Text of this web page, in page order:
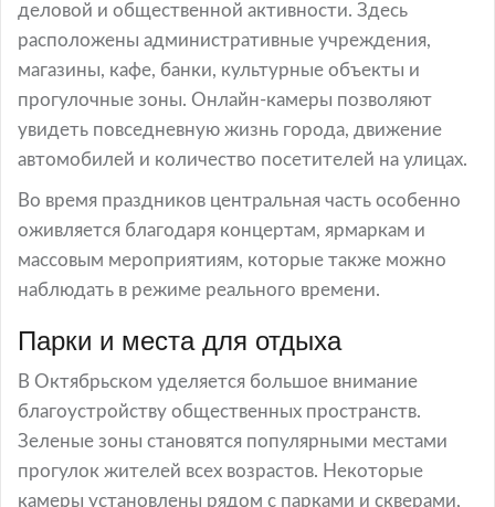
деловой и общественной активности. Здесь
расположены административные учреждения,
магазины, кафе, банки, культурные объекты и
прогулочные зоны. Онлайн-камеры позволяют
увидеть повседневную жизнь города, движение
автомобилей и количество посетителей на улицах.
Во время праздников центральная часть особенно
оживляется благодаря концертам, ярмаркам и
массовым мероприятиям, которые также можно
наблюдать в режиме реального времени.
Парки и места для отдыха
В Октябрьском уделяется большое внимание
благоустройству общественных пространств.
Зеленые зоны становятся популярными местами
прогулок жителей всех возрастов. Некоторые
камеры установлены рядом с парками и скверами,